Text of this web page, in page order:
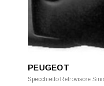
PEUGEOT
Specchietto Retrovisore